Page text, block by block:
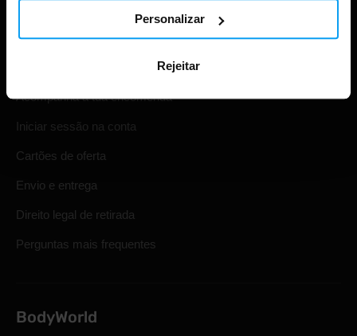
Personalizar
Rejeitar
Acompanha a tua encomenda
Iniciar sessão na conta
Cartões de oferta
Envio e entrega
Direito legal de retirada
Perguntas mais frequentes
BodyWorld